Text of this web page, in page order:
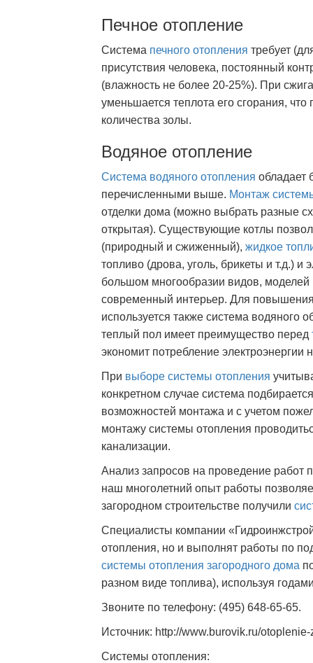
Печное отопление
Система печного отопления требует
присутствия человека, постоянный
(влажность не более 20-25%). При
уменьшается теплота его сгорания,
количества золы.
Водяное отопление
Система водяного отопления обладает
перечисленными выше. Монтаж
отделки дома (можно выбрать разные
открытая). Существующие котлы
(природный и сжиженный), жидкое
топливо (дрова, уголь, брикеты и т.д.) и
большом многообразии видов, моделей
современный интерьер. Для
используется также система водяного
теплый пол имеет преимущество перед
экономит потребление
При выборе системы отопления
конкретном случае система
возможностей монтажа и с учетом
монтажу системы отопления
канализации.
Анализ запросов на проведение работ
наш многолетний опыт работы
загородном строительстве получили
Специалисты компании
отопления, но и выполнят работы по
системы отопления загородного дома
разном виде топлива), используя
Звоните по телефону: (495) 648-65-65.
Источник: http://www.burovik.ru/
Системы отопления: